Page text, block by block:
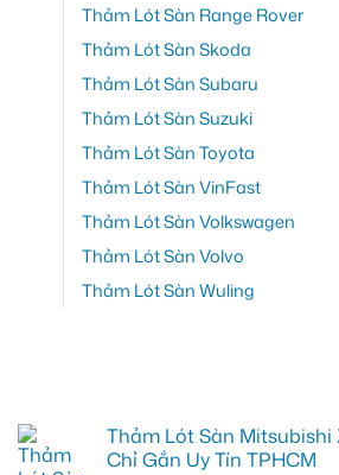
Thảm Lót Sàn Range Rover
Thảm Lót Sàn Skoda
Thảm Lót Sàn Subaru
Thảm Lót Sàn Suzuki
Thảm Lót Sàn Toyota
Thảm Lót Sàn VinFast
Thảm Lót Sàn Volkswagen
Thảm Lót Sàn Volvo
Thảm Lót Sàn Wuling
Thảm Lót Sàn Mitsubishi
Chỉ Gắn Uy Tín TPHCM